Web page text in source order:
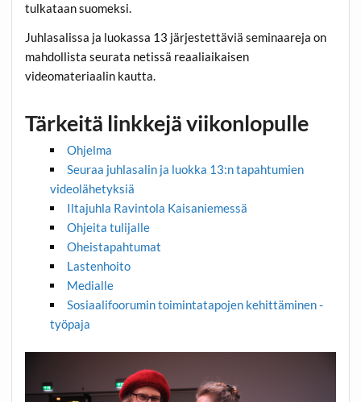
tulkataan suomeksi.
Juhlasalissa ja luokassa 13 järjestettäviä seminaareja on
mahdollista seurata netissä reaaliaikaisen
videomateriaalin kautta.
Tärkeitä linkkejä viikonlopulle
Ohjelma
Seuraa juhlasalin ja luokka 13:n tapahtumien
videolähetyksiä
Iltajuhla Ravintola Kaisaniemessä
Ohjeita tulijalle
Oheistapahtumat
Lastenhoito
Medialle
Sosiaalifoorumin toimintatapojen kehittäminen -
työpaja